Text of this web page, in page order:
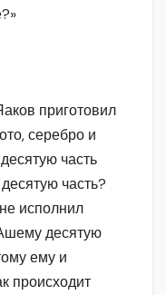
приготовил
серебро и
часть
часть?
исполнил
десятую
ему и
происходит